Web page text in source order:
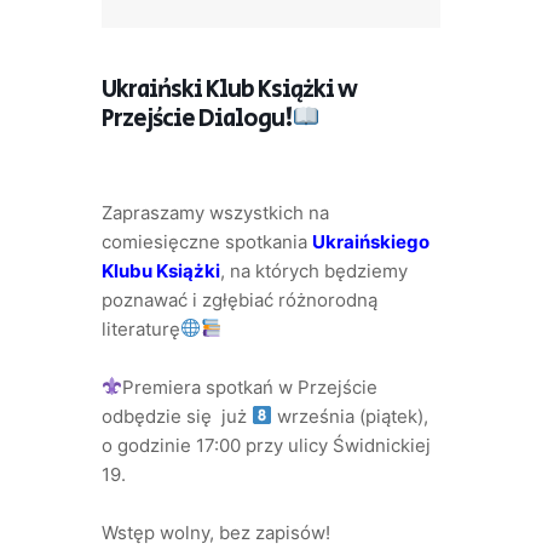
Ukraiński Klub Książki w
Przejście Dialogu!
Zapraszamy wszystkich na
comiesięczne spotkania Ukraińskiego
Klubu Książki, na których będziemy
poznawać i zgłębiać różnorodną
literaturę
Premiera spotkań w Przejście
odbędzie się już
września (piątek),
o godzinie 17:00 przy ulicy Świdnickiej
19.
Wstęp wolny, bez zapisów!